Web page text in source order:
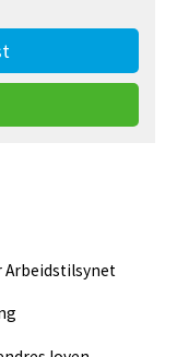
Arbeidstilsynet